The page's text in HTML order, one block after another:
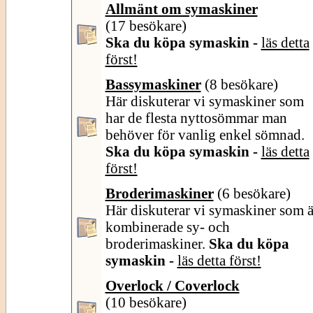
Allmänt om symaskiner
(17 besökare)
Ska du köpa symaskin - läs detta
först!
Bassymaskiner (8 besökare)
Här diskuterar vi symaskiner som
har de flesta nyttosömmar man
behöver för vanlig enkel sömnad.
Ska du köpa symaskin - läs detta
först!
Broderimaskiner (6 besökare)
Här diskuterar vi symaskiner som
kombinerade sy- och
broderimaskiner. Ska du köpa
symaskin - läs detta först!
Overlock / Coverlock
(10 besökare)